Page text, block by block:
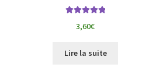
5
3,60€
Lire la suite